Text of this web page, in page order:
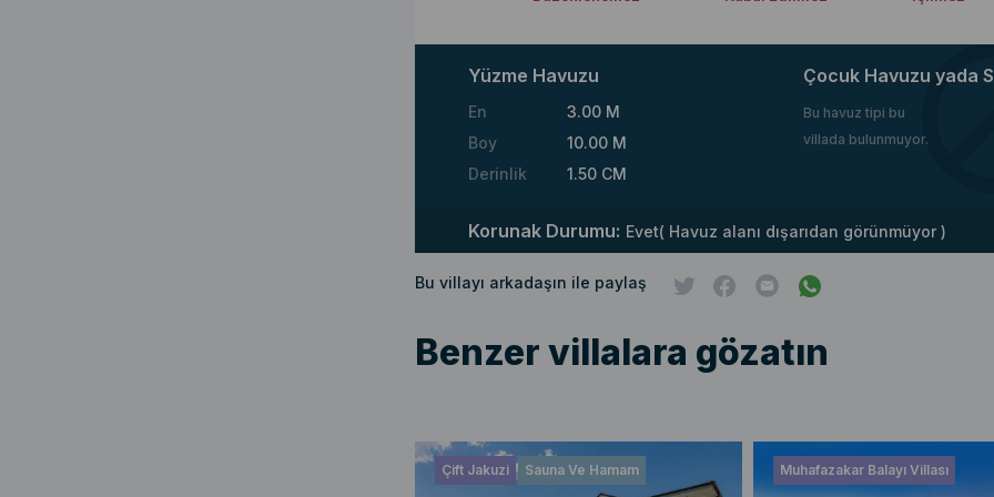
Yüzme Havuzu
En
3.00 M
Boy
10.00 M
Derinlik
1.50 CM
Çocuk Havuzu yada
Bu havuz tipi bu
villada bulunmuyor.
Korunak Durumu: Evet( Havuz alanı dışarıdan görünmüyor )
Bu villayı arkadaşın ile paylaş
Benzer villalara gözatın
Çift Jakuzi Sauna Ve Hamam Muhafazakar Balayı Villası